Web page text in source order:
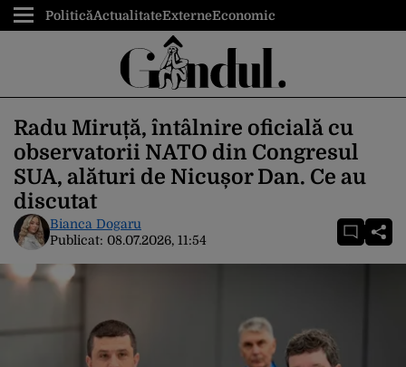
PoliticăActualitateExterneEconomic
Radu Miruță, întâlnire oficială cu
observatorii NATO din Congresul
SUA, alături de Nicușor Dan. Ce au
discutat
Bianca Dogaru
Publicat: 08.07.2026, 11:54